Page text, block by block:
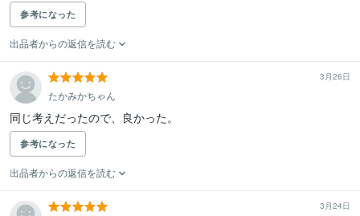
参考になった
出品者からの返信を読む
3月26日
たかみかちゃん
同じ考えだったので、良かった。
参考になった
出品者からの返信を読む
3月24日